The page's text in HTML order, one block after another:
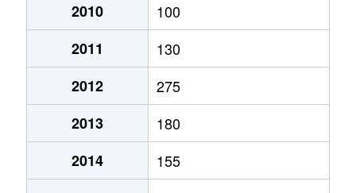
2010
100
2011
130
2012
275
2013
180
2014
155